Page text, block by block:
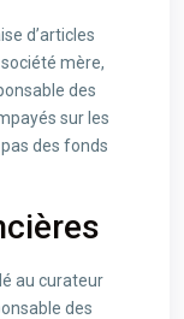
d’articles
mère,
des
sur les
des fonds
au curateur
des